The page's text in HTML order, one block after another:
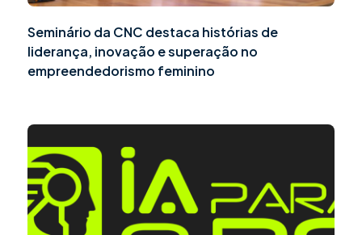
Seminário da CNC destaca histórias de
liderança, inovação e superação no
empreendedorismo feminino